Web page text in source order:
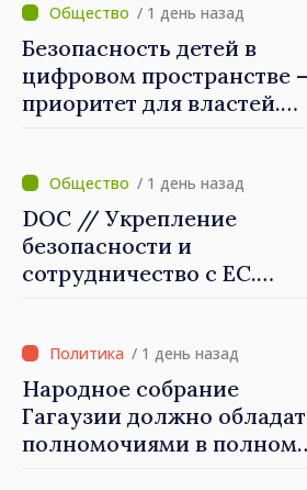
выполнены в
приоритетном режиме
/ 1 день назад
Безопасность детей в
цифровом пространстве
приоритет для властей.
которые будут их
защищать»
/ 1 день назад
DOC // Укрепление
безопасности и
сотрудничество с ЕС.
обороны на 2024–2034
опубликована в Monitorul
Oficial
/ 1 день назад
Народное собрание
Гагаузии должно
полномочиями в полном